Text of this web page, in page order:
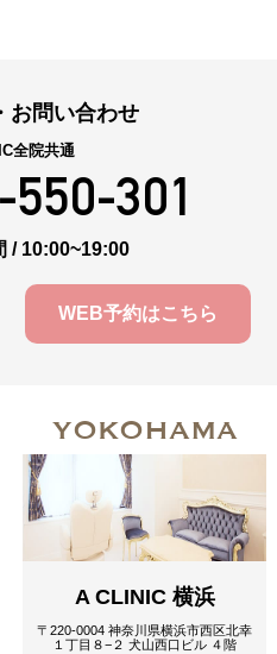
お問い合わせ
全院共通
550-301
/ 10:00~19:00
WEB予約はこちら
YOKOHAMA
A CLINIC 横浜
〒220-0004 神奈川県横浜市西区北幸
１丁目８−２ 犬山西口ビル ４階